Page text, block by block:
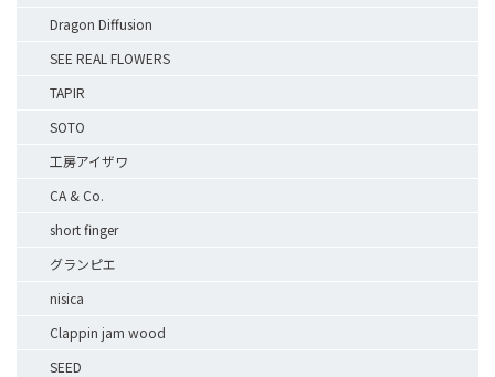
Dragon Diffusion
SEE REAL FLOWERS
TAPIR
SOTO
工房アイザワ
CA & Co.
short finger
グランピエ
nisica
Clappin jam wood
SEED